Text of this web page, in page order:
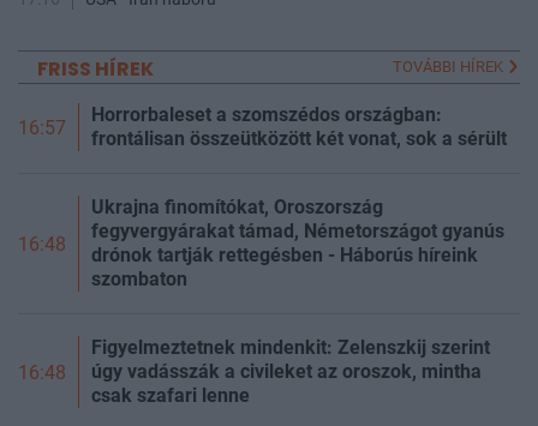
FRISS HÍREK TOVÁBBI HÍREK
16:57
Horrorbaleset a szomszédos országban:
frontálisan összeütközött két vonat, sok a sérült
16:48
Ukrajna finomítókat, Oroszország
fegyvergyárakat támad, Németországot gyanús
drónok tartják rettegésben - Háborús híreink
szombaton
16:48
Figyelmeztetnek mindenkit: Zelenszkij szerint
úgy vadásszák a civileket az oroszok, mintha
csak szafari lenne